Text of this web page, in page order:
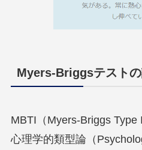
Myers-Briggsテストの
MBTI（Myers-Briggs
心理学的類型論（